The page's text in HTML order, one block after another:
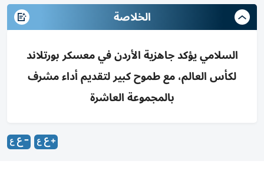
الخلاصة
السلامي يؤكد جاهزية الأردن في معسكر بورتلاند
لكأس العالم، مع طموح كبير لتقديم أداء مشرف
بالمجموعة العاشرة